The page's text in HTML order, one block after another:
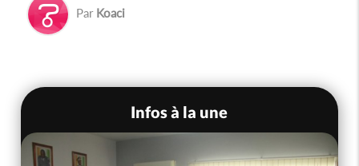
Par Koaci
Infos à la une